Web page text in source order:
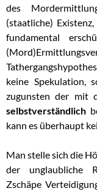
des
(staatliche)
fundamental
keine Spekulation,
zugunsten der mit
selbstverständlich
kann es überhaupt
Man stelle sich die
der unglaubliche
Zschäpe